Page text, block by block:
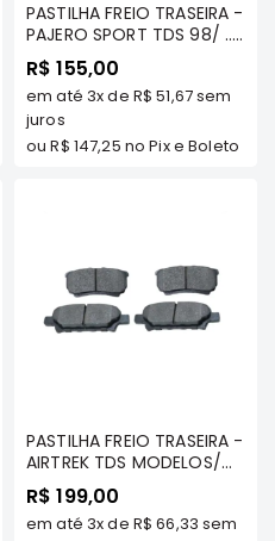
PASTILHA FREIO TRASEIRA -
PAJERO SPORT TDS 98/ .../
NEW PAJERO SPORT/
DAKAR TDS - FRASLE -
PD/616
R$ 155,00
em até 3xde R$ 51,67sem
juros
ouR$ 147,25 no Pix e Boleto
PASTILHA FREIO TRASEIRA -
AIRTREK TDS MODELOS/
LANCER 2011/.. TDS -
FRASLE - PD/723
R$ 199,00
em até 3xde R$ 66,33 sem